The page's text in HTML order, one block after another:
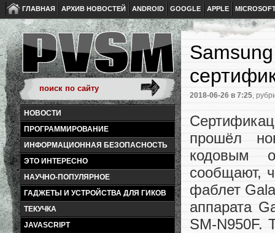
ГЛАВНАЯ АРХИВ НОВОСТЕЙ ANDROID GOOGLE APPLE
НОВОСТИ
ПРОГРАММИРОВАНИЕ
ИНФОРМАЦИОННАЯ БЕЗОПАСНОСТЬ
ЭТО ИНТЕРЕСНО
НАУЧНО-ПОПУЛЯРНОЕ
ГАДЖЕТЫ И УСТРОЙСТВА ДЛЯ ГИКОВ
ТЕКУЧКА
JAVASCRIPT
2018-06-26 в 7:25,
прошёл
кодовым
сообщают,
фаблет
аппарата
SM-N950F.